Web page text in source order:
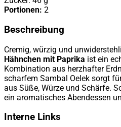
Portionen: 2
Beschreibung
Cremig, würzig und
Hähnchen mit Paprika ist ein
Kombination aus herzhafter
scharfem Sambal Oelek sorgt
aus Süße, Würze und Schärfe.
ein aromatisches Abendessen
Interne Links